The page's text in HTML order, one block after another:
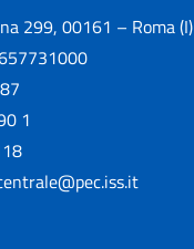
299, 00161 – Roma (I)
1